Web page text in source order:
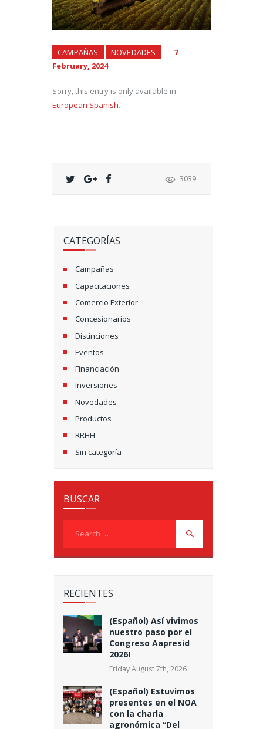
CAMPAÑAS NOVEDADES
7
February, 2024
Sorry, this entry is only available in
European Spanish.
3039
CATEGORÍAS
Campañas
Capacitaciones
Comercio Exterior
Concesionarios
Distinciones
Eventos
Financiación
Inversiones
Novedades
Productos
RRHH
Sin categoría
BUSCAR
RECIENTES
(Español) Así vivimos
nuestro paso por el
Congreso Aapresid
2026!
Friday August 7th, 2026
(Español) Estuvimos
presentes en el NOA
con la charla
agronómica “Del